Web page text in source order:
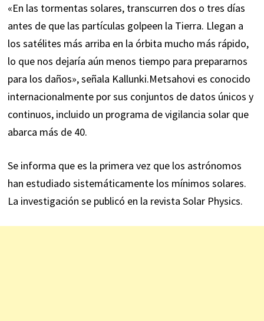
«En las tormentas solares, transcurren dos o tres días
antes de que las partículas golpeen la Tierra. Llegan a
los satélites más arriba en la órbita mucho más rápido,
lo que nos dejaría aún menos tiempo para prepararnos
para los daños», señala Kallunki.Metsahovi es conocido
internacionalmente por sus conjuntos de datos únicos y
continuos, incluido un programa de vigilancia solar que
abarca más de 40.
Se informa que es la primera vez que los astrónomos
han estudiado sistemáticamente los mínimos solares.
La investigación se publicó en la revista Solar Physics.